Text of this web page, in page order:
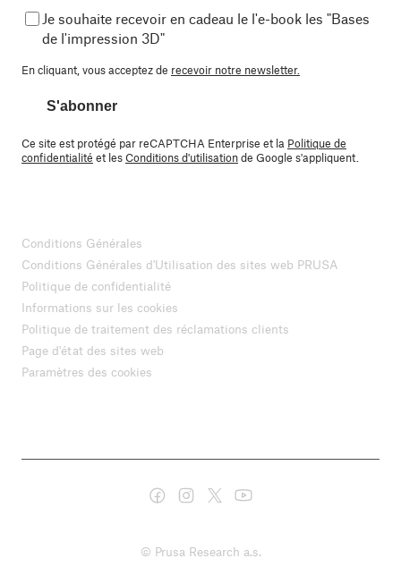
Je souhaite recevoir en cadeau le l'e-book les "Bases
de l'impression 3D"
En cliquant, vous acceptez de recevoir notre newsletter.
S'abonner
Ce site est protégé par reCAPTCHA Enterprise et la Politique de
confidentialité et lesConditions d'utilisationde Google s'appliquent.
Conditions Générales
Conditions Générales d'Utilisation des sites web PRUSA
Politique de confidentialité
Informations sur les cookies
Politique de traitement des réclamations clients
Page d'état des sites web
Paramètres des cookies
© Prusa Research a.s.